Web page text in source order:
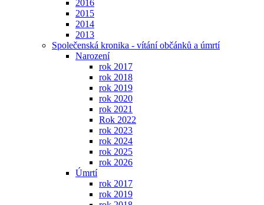
2016
2015
2014
2013
Společenská kronika - vítání občánků a úmrtí
Narození
rok 2017
rok 2018
rok 2019
rok 2020
rok 2021
Rok 2022
rok 2023
rok 2024
rok 2025
rok 2026
Úmrtí
rok 2017
rok 2019